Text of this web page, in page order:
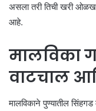
असला तरी तिची खरी ओळख
आहे.
मालविका
वाटचाल
मालविकाने पुण्यातील